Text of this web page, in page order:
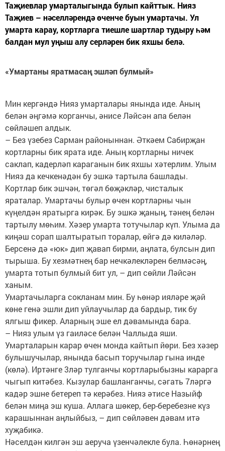
Таҗиевлар умарталыгында булып кайттык. Нияз
Таҗиев – нәселләрендә өченче буын умартачы. Ул
умарта карау, кортларга тиешле шартлар тудыру һәм
балдан мул уңыш алу серләрен бик яхшы белә.
«Умартаны яратмасаң эшләп булмый»
Мин кергәндә Нияз умарталары янында иде. Аның
белән әңгәмә корганчы, әнисе Ләйсән апа белән
сөйләшеп алдык.
– Без үзебез Сарман районыннан. Әткәем Сабирҗан
кортларны бик ярата иде. Аның кортларны ничек
саклап, кадерләп караганын бик яхшы хәтерлим. Улым
Нияз да кечкенәдән бу эшкә тартыла башлады.
Кортлар бик эшчән, төгәл бөҗәкләр, чисталык
яраталар. Умартачы булыр өчен кортларны чын
күңелдән яратырга кирәк. Бу эшкә җаның, тәнең белән
тартылу мөһим. Хәзер умарта тотучылар күп. Улыма да
киңәш сорап шалтыратып торалар, өйгә дә киләләр.
Берсенә дә «юк» дип җавап бирми, аңлата, булсын дип
тырыша. Бу хезмәтнең бар нечкәлекләрен белмәсәң,
умарта тотып булмый бит ул, – дип сөйли Ләйсән
ханым.
Умартачыларга сокланам мин. Бу һөнәр ияләре җәй
көне генә эшли дип уйлаучылар да бардыр, тик бу
ялгыш фикер. Аларның эше ел дәвамында бара.
– Нияз улым үз гаиләсе белән Чаллыда яши.
Умарталарын карар өчен монда кайтып йөри. Без хәзер
булышучылар, янында басып торучылар гына инде
(көлә). Иртәнге 3ләр тулганчы кортларыбызны карарга
чыгып китәбез. Кызулар башланганчы, сәгать 7ләргә
кадәр эшне бетереп тә керәбез. Нияз әтисе Назыйф
белән миңа эш куша. Аллага шөкер, бер-беребезне күз
карашыннан аңлыйбыз, – дип сөйләвен дәвам итә
хуҗабикә.
Нәселдән килгән эш аеруча үзенчәлекле була. Һөнәрнең